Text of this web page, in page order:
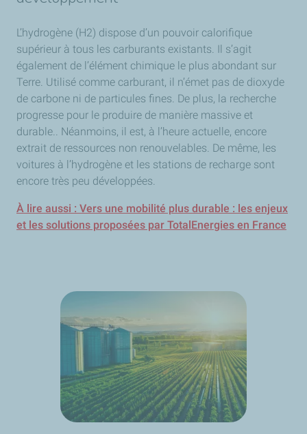
L’hydrogène (H2) dispose d’un pouvoir calorifique
supérieur à tous les carburants existants. Il s’agit
également de l’élément chimique le plus abondant sur
Terre. Utilisé comme carburant, il n’émet pas de dioxyde
de carbone ni de particules fines. De plus, la recherche
progresse pour le produire de manière massive et
durable.. Néanmoins, il est, à l’heure actuelle, encore
extrait de ressources non renouvelables. De même, les
voitures à l’hydrogène et les stations de recharge sont
encore très peu développées.
À lire aussi : Vers une mobilité plus durable : les enjeux
et les solutions proposées par TotalEnergies en France